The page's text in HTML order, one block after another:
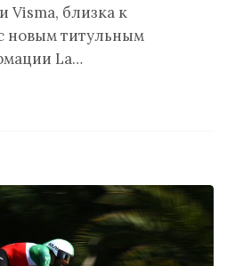
Visma, близка к
новым титульным
La…